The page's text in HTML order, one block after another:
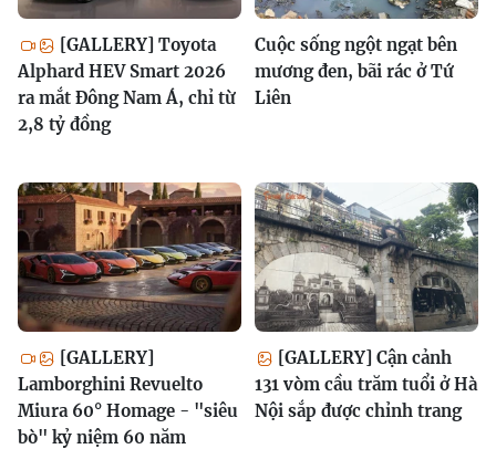
[GALLERY] Toyota
Alphard HEV Smart 2026
ra mắt Đông Nam Á, chỉ từ
2,8 tỷ đồng
Cuộc sống ngột ngạt bên
mương đen, bãi rác ở Tứ
Liên
[GALLERY]
Lamborghini Revuelto
Miura 60° Homage - "siêu
bò" kỷ niệm 60 năm
[GALLERY] Cận cảnh
131 vòm cầu trăm tuổi ở Hà
Nội sắp được chỉnh trang